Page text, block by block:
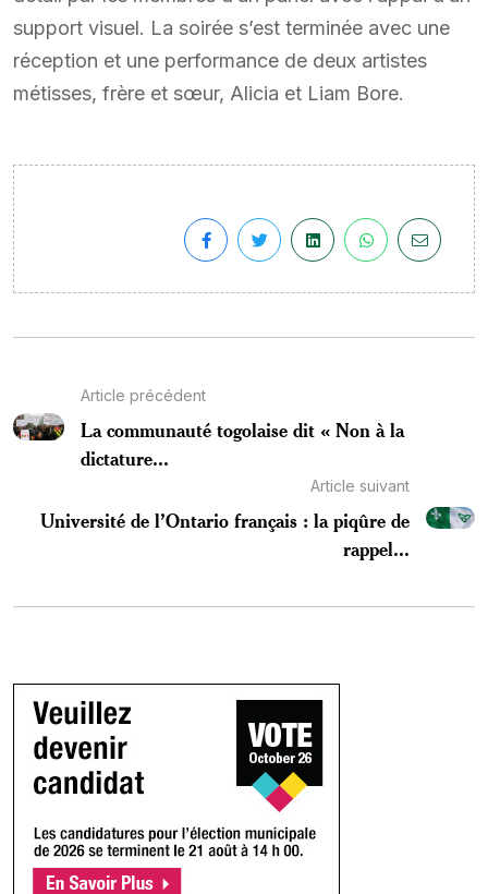
support visuel. La soirée s’est terminée avec une
réception et une performance de deux artistes
métisses, frère et sœur, Alicia et Liam Bore.
Article précédent
La communauté togolaise dit « Non à la
dictature...
Article suivant
Université de l’Ontario français : la piqûre de
rappel...